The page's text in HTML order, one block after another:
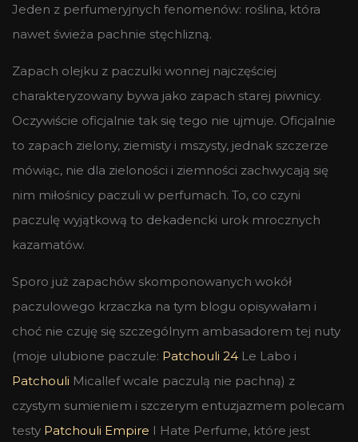
Jeden z perfumeryjnych fenomenów: roślina, która
nawet świeża pachnie stęchlizną.
Zapach olejku z paczulki wonnej najczęściej
charakteryzowany bywa jako zapach starej piwnicy.
Oczywiście oficjalnie tak się tego nie ujmuje. Oficjalnie
to zapach zielony, ziemisty i mszysty, jednak szczerze
mówiąc, nie dla zieloności i ziemności zachwycają się
nim miłośnicy paczuli w perfumach. To, co czyni
paczulę wyjątkową to dekadencki urok mrocznych
kazamatów.
Sporo już zapachów skomponowanych wokół
paczulowego krzaczka na tym blogu opisywałam i
choć nie czuję się szczególnym ambasadorem tej nuty
(moje ulubione paczule: Patchouli 24 Le Labo i
Patchouli Micallef wcale paczulą nie pachną) z
czystym sumieniem i szczerym entuzjazmem polecam
testy Patchouli Empire I Hate Perfume, które jest